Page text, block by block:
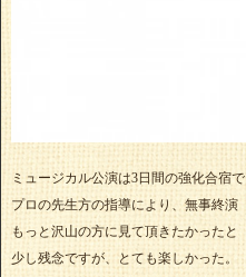
ミュージカル公演は3日間の強化合宿で
プロの先生方の指導により、無事終演
もっと沢山の方に見て頂きたかったと
少し残念ですが、とても楽しかった。